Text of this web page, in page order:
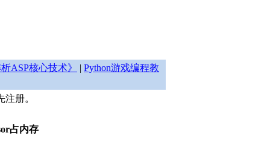
析ASP核心技术》 | Python游戏编程教
册。
占内存